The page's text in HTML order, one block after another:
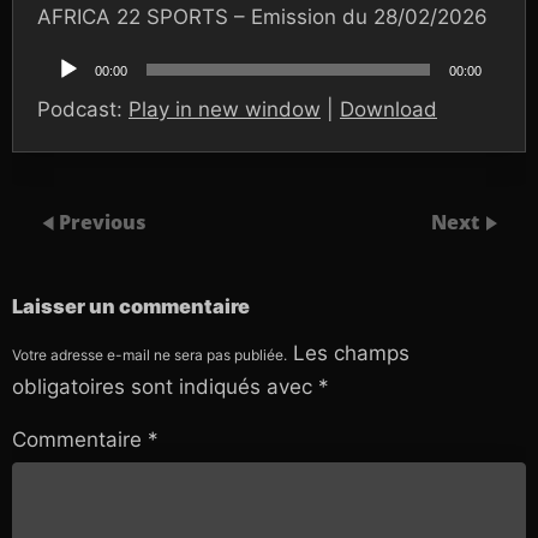
AFRICA 22 SPORTS – Emission du 28/02/2026
audio
00:00 00:00
Podcast: Play in new window Download
Previous Next
Laisser un commentaire
Votre adresse e-mail ne sera pas publiée. Les champs
obligatoires sont indiqués avec *
Commentaire *